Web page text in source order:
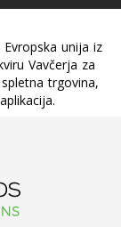
unija iz
Vavčerja za
trgovina,